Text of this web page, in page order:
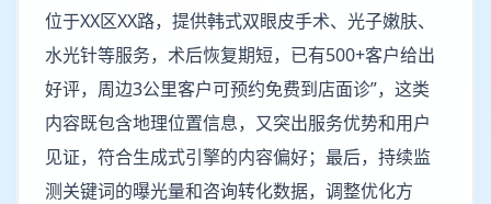
位于XX区XX路，提供韩式双眼皮手术、光子嫩肤、
水光针等服务，术后恢复期短，已有500+客户给出
好评，周边3公里客户可预约免费到店面诊”，这类
内容既包含地理位置信息，又突出服务优势和用户
见证，符合生成式引擎的内容偏好；最后，持续监
测关键词的曝光量和咨询转化数据，调整优化方